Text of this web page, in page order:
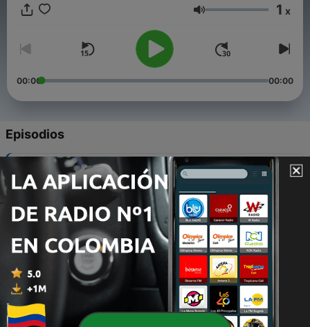
presence, reflection, and life’s sacred thresholds. Rooted in
inspires mindfulness, courage, and devotion in motion as we
embrace each new chapter of life together. With gratitude,
Volumen 1 x
00:00 00:00
Episodios
S5.235 — Where does time go?
08 mar. 2026
239 - S5.234 —Watering the Seeds of Consciousness
238 - S5.233 —The Body as a Gateway
01 mar. 2026
- S5.232— Fleeting, Beautiful NOW
24 feb. 2026